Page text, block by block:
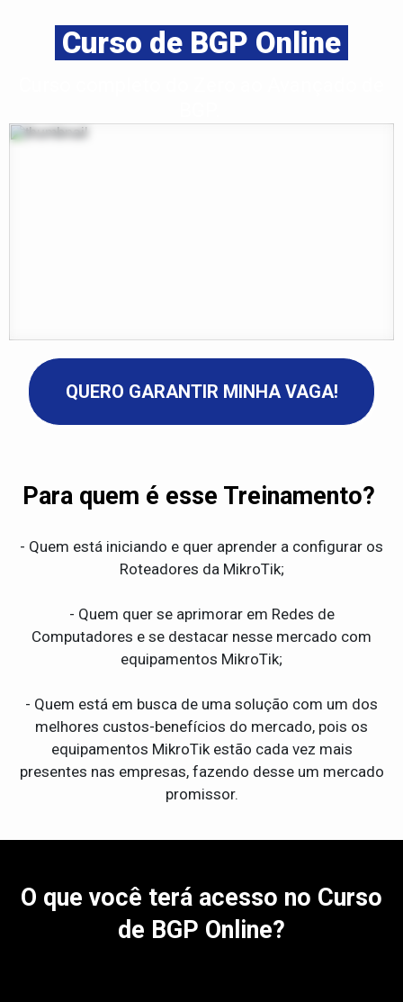
Curso de BGP Online
QUERO GARANTIR MINHA VAGA!
Para quem é esse Treinamento?
- Quem está iniciando e quer aprender a configurar os
Roteadores da MikroTik;
- Quem quer se aprimorar em Redes de
Computadores e se destacar nesse mercado com
equipamentos MikroTik;
- Quem está em busca de uma solução com um dos
melhores custos-benefícios do mercado, pois os
equipamentos MikroTik estão cada vez mais
presentes nas empresas, fazendo desse um mercado
promissor.
O que você terá acesso no Curso
de BGP Online?